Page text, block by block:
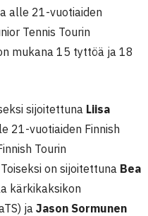
alle 21-vuotiaiden
Tennis Tourin
mukana 15 tyttöä ja 18
sijoitettuna Liisa
21-vuotiaiden Finnish
Tourin
on sijoitettuna Bea
kärkikaksikon
ja Jason Sormunen